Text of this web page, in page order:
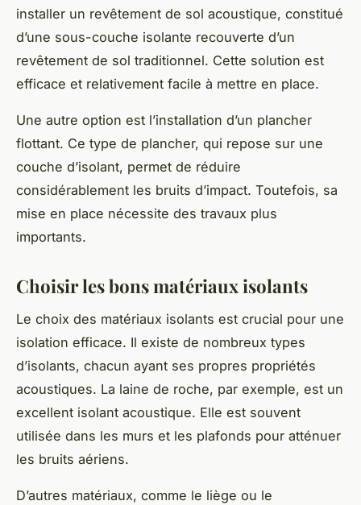
installer un revêtement de sol acoustique, constitué
d’une sous-couche isolante recouverte d’un
revêtement de sol traditionnel. Cette solution est
efficace et relativement facile à mettre en place.
Une autre option est l’installation d’un plancher
flottant. Ce type de plancher, qui repose sur une
couche d’isolant, permet de réduire
considérablement les bruits d’impact. Toutefois, sa
mise en place nécessite des travaux plus
importants.
Choisir les bons matériaux isolants
Le choix des matériaux isolants est crucial pour une
isolation efficace. Il existe de nombreux types
d’isolants, chacun ayant ses propres propriétés
acoustiques. La laine de roche, par exemple, est un
excellent isolant acoustique. Elle est souvent
utilisée dans les murs et les plafonds pour atténuer
les bruits aériens.
D’autres matériaux, comme le liège ou le